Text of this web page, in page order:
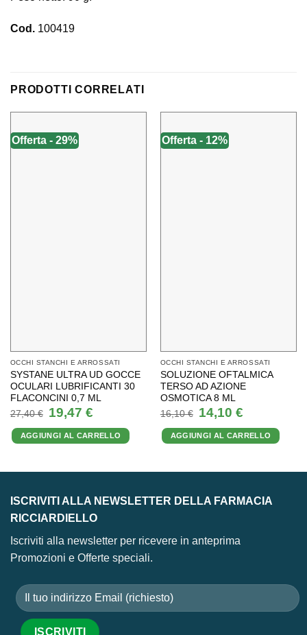
Cod. 100419
PRODOTTI CORRELATI
Offerta - 29%
OCCHI STANCHI E ARROSSATI
SYSTANE ULTRA UD GOCCE
OCULARI LUBRIFICANTI 30
FLACONCINI 0,7 ML
27,40€
Il
prezzo
originale
era:
27,40 €.
19,47 €Il
prezzo
attuale
è:
19,47 €.
AGGIUNGI AL CARRELLO
Offerta - 12%
OCCHI STANCHI E ARROSSATI
SOLUZIONE OFTALMICA
TERSO AD AZIONE
OSMOTICA 8 ML
16,10€
Il
prezzo
originale
era:
16,10 €.
14,10 €Il
prezzo
attuale
è:
14,10 €.
AGGIUNGI AL CARRELLO
ISCRIVITI ALLA NEWSLETTER DELLA FARMACIA
RICCIARDIELLO
Iscriviti alla newsletter per ricevere in anteprima
Promozioni e Offerte speciali.